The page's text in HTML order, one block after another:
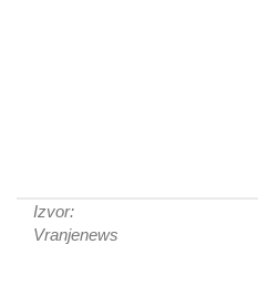
Izvor:
Vranjenews